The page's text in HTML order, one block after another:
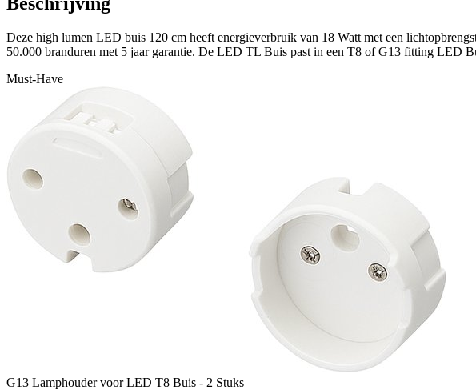
Deze high lumen LED buis 120 cm heeft energieverbruik van 18 Watt met een
50.000 branduren met 5 jaar garantie. De LED TL Buis past in een T8 of G13 fitting LED
Must-Have
G13 Lamphouder voor LED T8 Buis - 2 Stuks